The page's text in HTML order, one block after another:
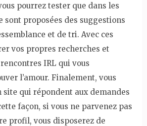
pourrez tester que dans les
sont proposées des suggestions
et de tri. Avec ces
vos propres recherches et
IRL qui vous
l’amour. Finalement, vous
site qui répondent aux demandes
façon, si vous ne parvenez pas
profil, vous disposerez de